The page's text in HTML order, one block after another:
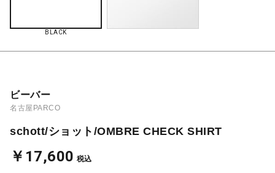
BLACK
ビーバー
名古屋PARCO
schott/ショット/OMBRE CHECK SHIRT
￥17,600 税込